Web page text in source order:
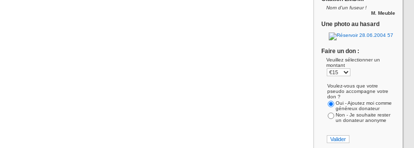
Nom d'un fuseur !
M. Meuble
Une photo au hasard
Faire un don :
Veuillez sélectionner un
montant
Voulez-vous que votre
pseudo accompagne votre
don ?
Oui - Ajoutez moi comme
généreux donateur
Non - Je souhaite rester
un donateur anonyme